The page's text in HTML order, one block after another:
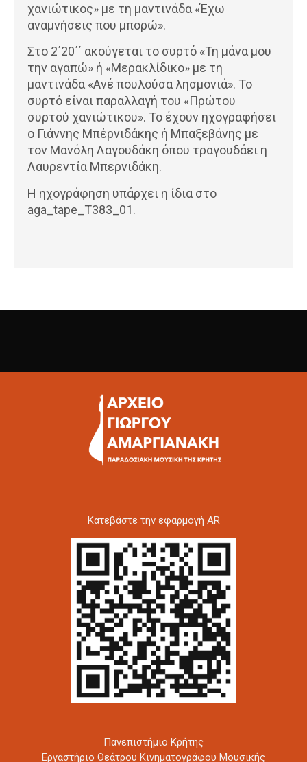
χανιώτικος» με τη μαντινάδα «Έχω
αναμνήσεις που μπορώ».
Στο 2΄20΄΄ ακούγεται το συρτό «Τη μάνα μου
την αγαπώ» ή «Μερακλίδικο» με τη
μαντινάδα «Ανέ πουλούσα λησμονιά». Το
συρτό είναι παραλλαγή του «Πρώτου
συρτού χανιώτικου». Το έχουν ηχογραφήσει
ο Γιάννης Μπέρνιδάκης ή Μπαξεβάνης με
τον Μανόλη Λαγουδάκη όπου τραγουδάει η
Λαυρεντία Μπερνιδάκη.
Η ηχογράφηση υπάρχει η ίδια στο
aga_tape_T383_01.
Kατεβάστε την εφαρμογή AR
Πανεπιστήμιο Κρήτης
Εργαστήριο Θεάτρου Κινηματογράφου Μουσικής